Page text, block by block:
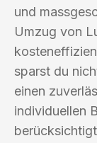
und
Umzug von
sparst du
einen
individuellen